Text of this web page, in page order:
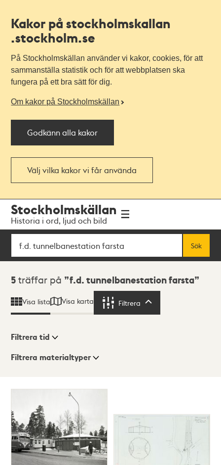
Kakor på stockholmskallan
.stockholm.se
På Stockholmskällan använder vi kakor, cookies, för att
sammanställa statistik och för att webbplatsen ska
fungera på ett bra sätt för dig.
Om kakor på Stockholmskällan
Godkänn alla kakor
Välj vilka kakor vi får använda
navigationen
huvudinnehållet
Stockholmskällan
Historia i ord, ljud och bild
Sök
Sök
Sökresultat
5 träffar på f.d. tunnelbanestation farsta
Visa lista Visa karta Filtrera
Visningsläge
Filtrera tid
Filtrera materialtyper